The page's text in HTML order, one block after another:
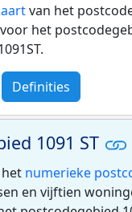
van het
voor het
Definities
1091 ST
numerieke
en vijftien